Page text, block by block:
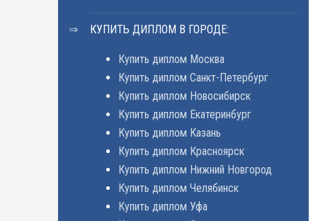
КУПИТЬ ДИПЛОМ В ГОРОДЕ:
Купить диплом Москва
Купить диплом Санкт-Петербург
Купить диплом Новосибирск
Купить диплом Екатеринбург
Купить диплом Казань
Купить диплом Красноярск
Купить диплом Нижний Новгород
Купить диплом Челябинск
Купить диплом Уфа